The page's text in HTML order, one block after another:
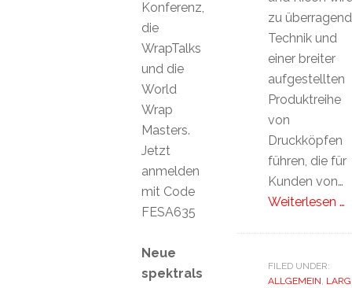
zu
Technik und
einer breiter
aufgestellten
Produktreihe
von
Druckköpfen
führen, die für
Kunden von…
Weiterlesen …
FILED UNDER:
ALLGEMEIN,
Konferenz,
die
WrapTalks
und die
World
Wrap
Masters.
Jetzt
anmelden
mit Code
FESA635
Neue
spektrals